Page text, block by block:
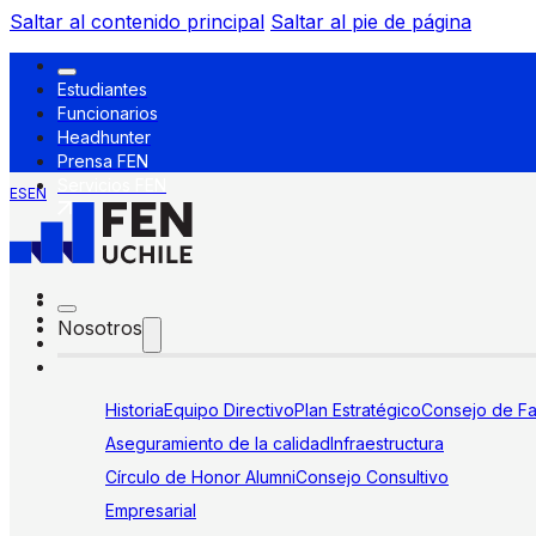
Saltar al contenido principal Saltar al pie de página
Estudiantes
Funcionarios
Headhunter
Prensa FEN
ESEN
Nosotros
HistoriaEquipo DirectivoPlan EstratégicoConsejo de
Aseguramiento de la calidadInfraestructura
Círculo de Honor AlumniConsejo Consultivo
Empresarial